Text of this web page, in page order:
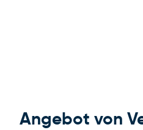
Angebot von